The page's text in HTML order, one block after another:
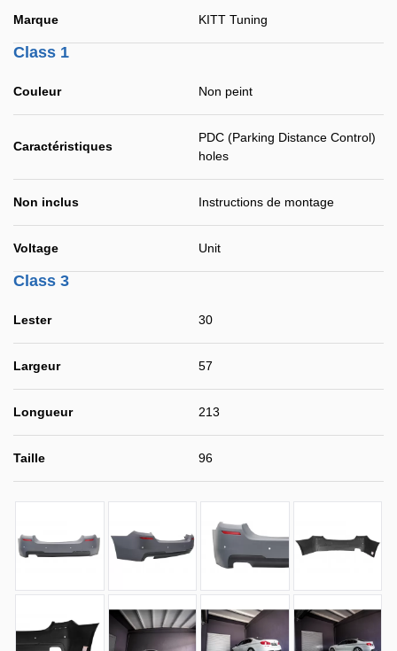
Marque KITT Tuning
Class 1
Couleur Non peint
Caractéristiques
PDC (Parking Distance Control)
holes
Non inclus Instructions de montage
Voltage Unit
Class 3
Lester 30
Largeur 57
Longueur 213
Taille 96